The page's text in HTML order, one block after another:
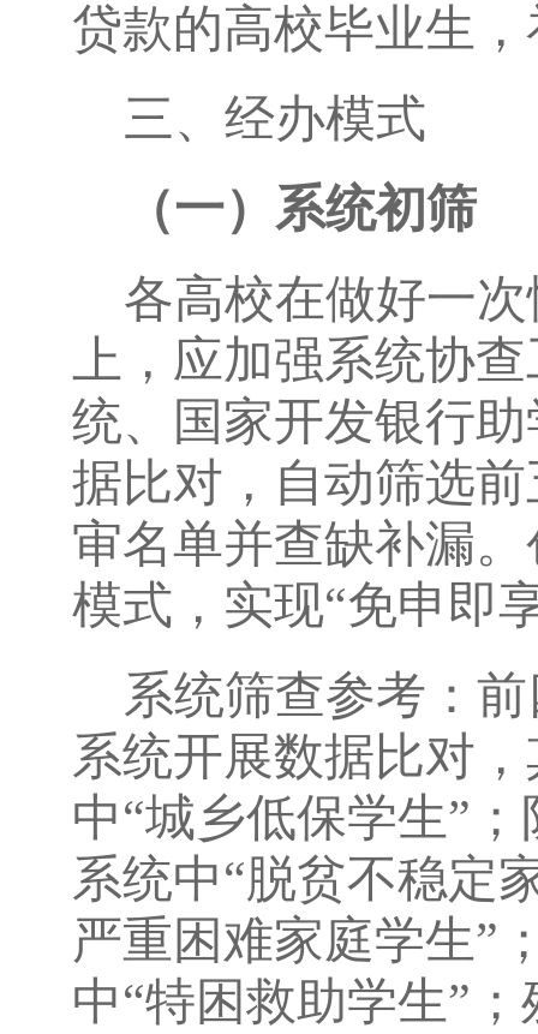
贷款的高校毕业生
三、经办模式
（一）系统初筛
各高校在做好一
上，应加强系统协
统、国家开发银行
据‌比对，自动筛选
审名单并查缺补漏
模式，实现“免申即
系统筛查参考：
系统开展数据比对
中“城乡低保学生”
系统中“脱贫不稳定
严重困难家庭学生”
中“特困救助学生”